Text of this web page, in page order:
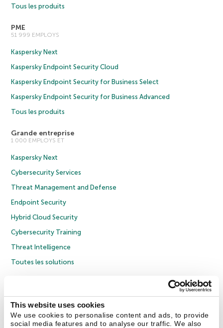
This website uses cookies
We use cookies to personalise content and ads, to provide
social media features and to analyse our traffic. We also
Tous les produits
PME
51 999 EMPLOYS
Kaspersky Next
Kaspersky Endpoint Security Cloud
Kaspersky Endpoint Security for Business Select
Kaspersky Endpoint Security for Business Advanced
Tous les produits
Grande entreprise
1 000 EMPLOYS ET
Kaspersky Next
Cybersecurity Services
Threat Management and Defense
Endpoint Security
Hybrid Cloud Security
Cybersecurity Training
Threat Intelligence
Toutes les solutions
Politique de confidentialité
Politique anticorruption
Contrat de licence grand public
Contrat de licence entreprises
Cookies